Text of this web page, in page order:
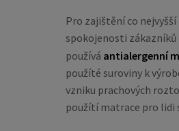
Pro zajištění co
spokojenosti zákazníků
používá antialergenní
použíté suroviny k
vzniku prachových
použítí matrace pro lidi